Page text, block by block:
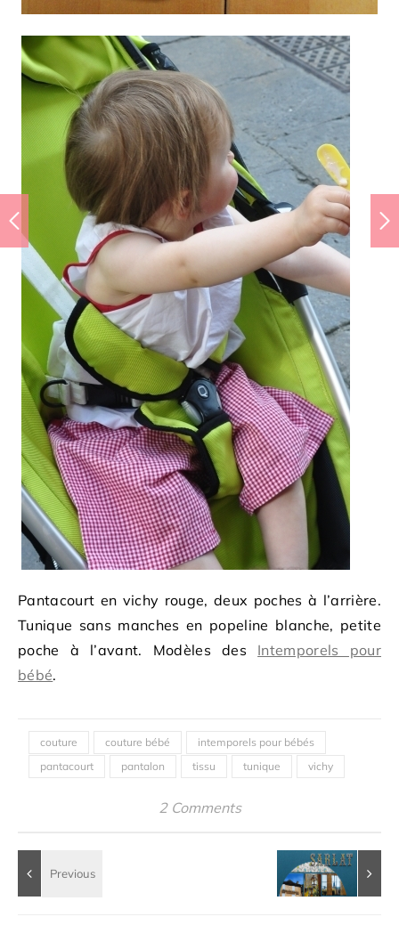
Pantacourt en vichy rouge, deux poches à l’arrière.
Tunique sans manches en popeline blanche, petite
poche à l’avant. Modèles des Intemporels pour
bébé.
couture couture bébé
intemporels pour bébés
pantacourt
pantalon tissu tunique vichy
2 Comments